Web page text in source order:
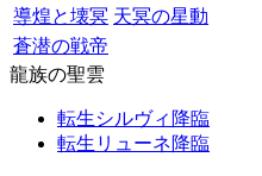
導煌と壊冥 天冥の星動
蒼潜の戦帝
龍族の聖雲
転生シルヴィ降臨
転生リューネ降臨